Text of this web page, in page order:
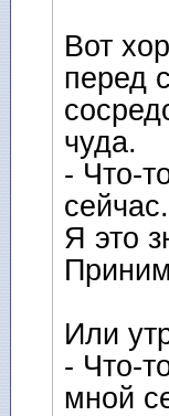
Вот
перед
чуда.
- Что-
сейчас.
Я это
Или
- Что-
мной